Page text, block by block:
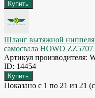
Шланг вытяжной ниппеля
самосвала HOWO
Артикул производителя:
ID: 14454
Показано с 1 по 21 из 21